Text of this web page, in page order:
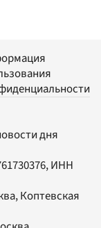
дня
ИНН
Коптевская